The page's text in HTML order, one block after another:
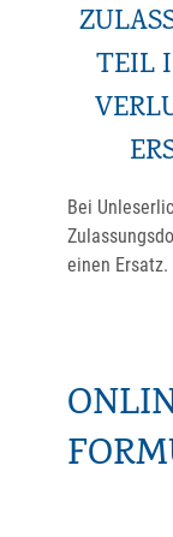
TEIL
Bei
einen Ersatz.